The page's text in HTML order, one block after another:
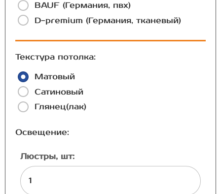
BAUF (Германия, пвх)
D-premium (Германия, тканевый)
Текстура потолка:
Матовый
Сатиновый
Глянец(лак)
Освещение:
Люстры, шт: